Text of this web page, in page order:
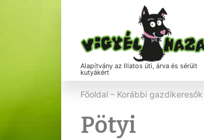
Alapítvány az Illatos úti, árva és sérült
kutyákért
Főoldal – Korábbi gazdikeresők
Pötyi